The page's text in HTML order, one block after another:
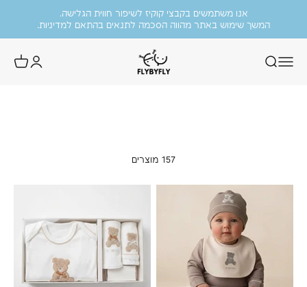
אנו משתמשים בקבצי קוקיז לשיפור חווית הגלישה.
המשך שימוש באתר מהווה הסכמה לתנאים בהתאם למדיניות.
מוזמנות להציץ בקטגוריית הסייל שלנו!
FlyByFly
157 מוצרים